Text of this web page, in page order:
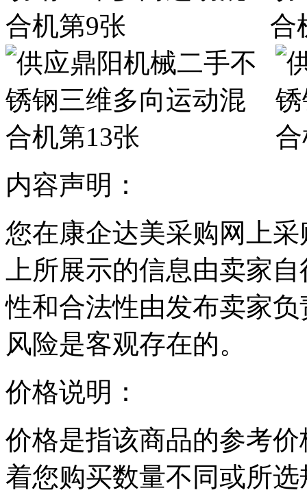
内容声明：
您在康企达美采购网上
上所展示的信息由卖家
性和合法性由发布卖家
风险是客观存在的。
价格说明：
价格是指该商品的参考
着您购买数量不同或所